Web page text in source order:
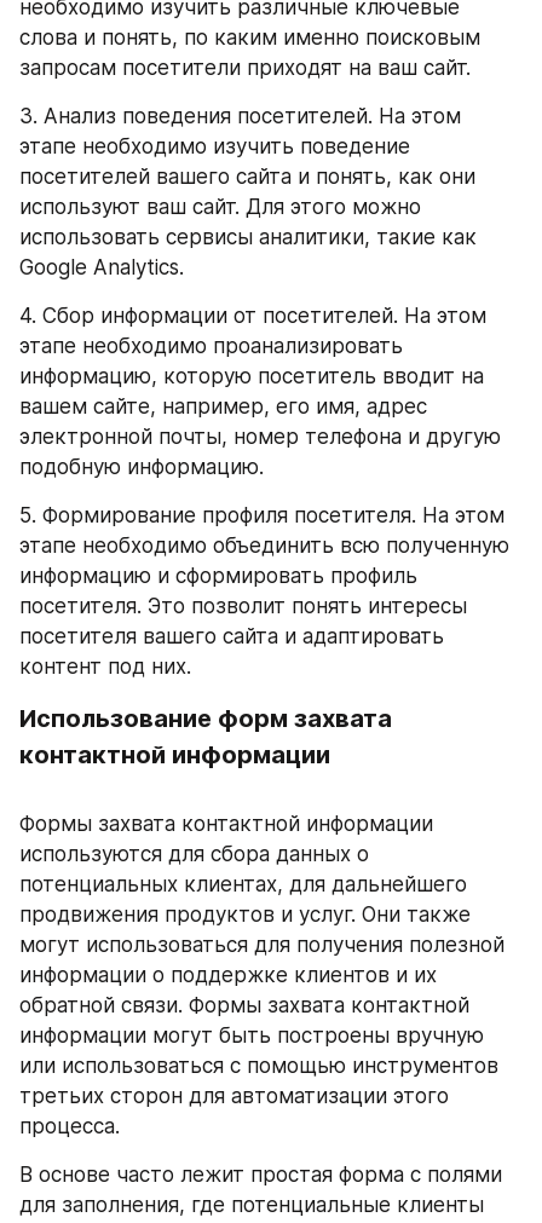
необходимо изучить различные ключевые
слова и понять, по каким именно поисковым
запросам посетители приходят на ваш сайт.
3. Анализ поведения посетителей. На этом
этапе необходимо изучить поведение
посетителей вашего сайта и понять, как они
используют ваш сайт. Для этого можно
использовать сервисы аналитики, такие как
Google Analytics.
4. Сбор информации от посетителей. На этом
этапе необходимо проанализировать
информацию, которую посетитель вводит на
вашем сайте, например, его имя, адрес
электронной почты, номер телефона и другую
подобную информацию.
5. Формирование профиля посетителя. На этом
этапе необходимо объединить всю полученную
информацию и сформировать профиль
посетителя. Это позволит понять интересы
посетителя вашего сайта и адаптировать
контент под них.
Использование форм захвата
контактной информации
Формы захвата контактной информации
используются для сбора данных о
потенциальных клиентах, для дальнейшего
продвижения продуктов и услуг. Они также
могут использоваться для получения полезной
информации о поддержке клиентов и их
обратной связи. Формы захвата контактной
информации могут быть построены вручную
или использоваться с помощью инструментов
третьих сторон для автоматизации этого
процесса.
В основе часто лежит простая форма с полями
для заполнения, где потенциальные клиенты